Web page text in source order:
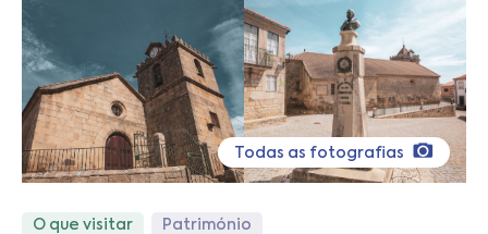
Todas as fotografias
O que visitar Património